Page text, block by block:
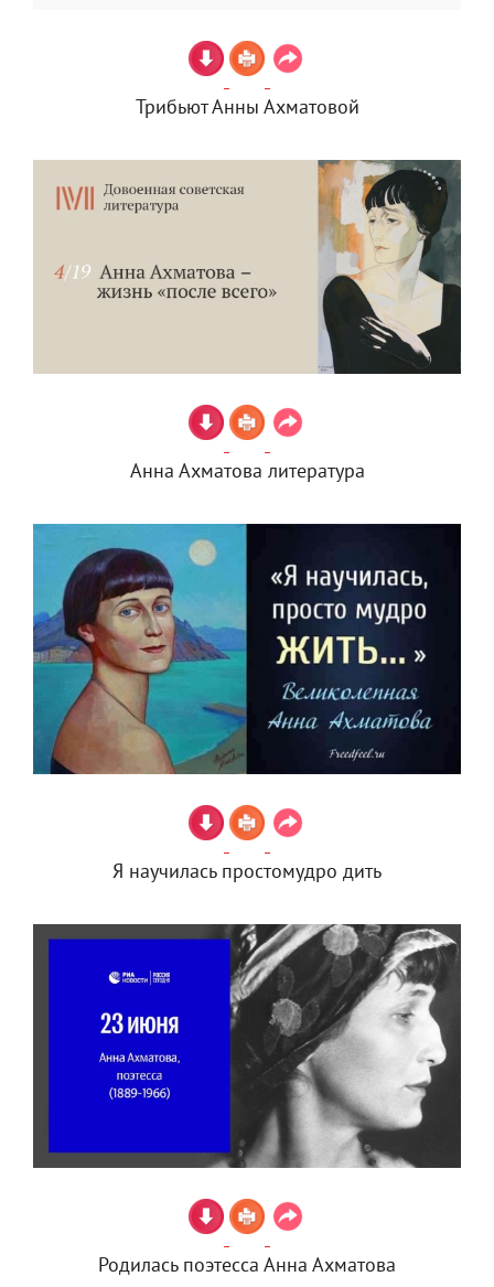
Трибьют Анны Ахматовой
Анна Ахматова литература
Я научилась простомудро дить
Родилась поэтесса Анна Ахматова